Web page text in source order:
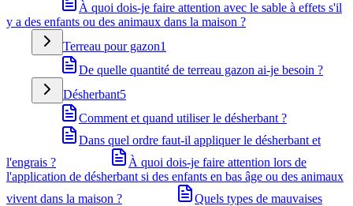
À quoi dois-je faire attention avec le sable à effets s'il
y a des enfants ou des animaux dans la maison ?
Terreau pour gazon1
De quelle quantité de terreau gazon ai-je besoin ?
Désherbant5
Comment et quand utiliser le désherbant ?
Dans quel ordre faut-il appliquer le désherbant et
l'engrais ?
À quoi dois-je faire attention lors de
l'application de désherbant si des enfants en bas âge ou des animaux
vivent dans la maison ?
Quels types de mauvaises